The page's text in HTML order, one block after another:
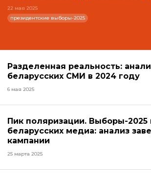
22 мая 2025
президентские выборы-2025
Разделенная реальность:
беларусских СМИ в 2024 году
6 мая 2025
Пик поляризации. Выборы-2025
беларусских медиа: анализ
кампании
25 марта 2025